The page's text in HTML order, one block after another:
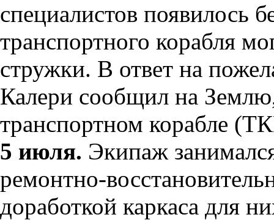
специалистов появилось
транспортного корабля
стружки. В ответ на
Калери сообщил на
транспортном корабле
5 июля. Экипаж
ремонтно-
доработкой каркаса для